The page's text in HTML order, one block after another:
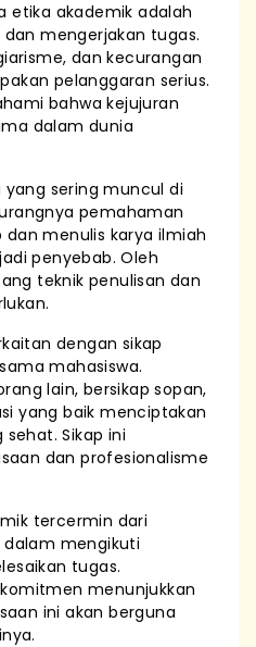
etika akademik adalah
mengerjakan tugas.
dan kecurangan
pelanggaran serius.
bahwa kejujuran
dalam dunia
yang sering muncul di
pemahaman
menulis karya ilmiah
penyebab. Oleh
teknik penulisan dan
dengan sikap
mahasiswa.
lain, bersikap sopan,
yang baik menciptakan
Sikap ini
dan profesionalisme
tercermin dari
dalam mengikuti
tugas.
menunjukkan
ini akan berguna